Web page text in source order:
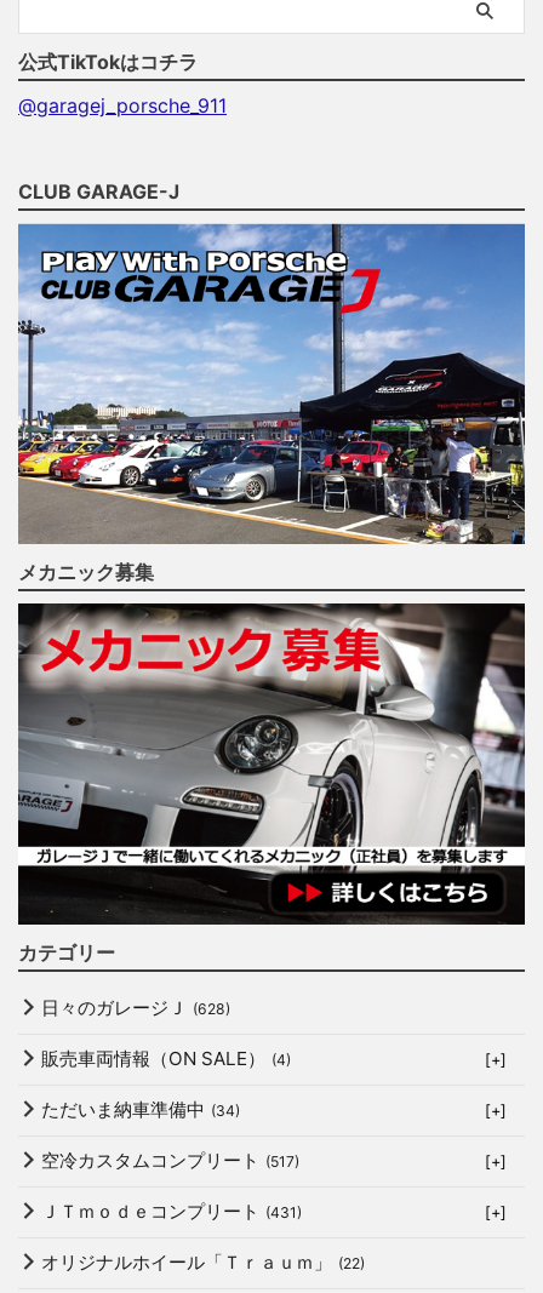
公式TikTokはコチラ
@garagej_porsche_911
CLUB GARAGE-J
メカニック募集
カテゴリー
日々のガレージＪ (628)
販売車両情報（ON SALE） (4) [+]
ただいま納車準備中 (34) [+]
空冷カスタムコンプリート (517) [+]
ＪＴｍｏｄｅコンプリート (431) [+]
オリジナルホイール「Ｔｒａｕｍ」 (22)